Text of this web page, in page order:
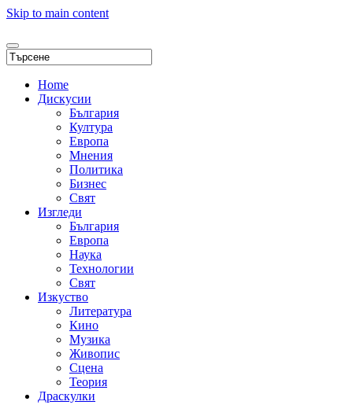
Skip to main content
Home
Дискусии
България
Култура
Европа
Мнения
Политика
Бизнес
Свят
Изгледи
България
Европа
Наука
Технологии
Свят
Изкуство
Литература
Кино
Музика
Живопис
Сцена
Теория
Драскулки